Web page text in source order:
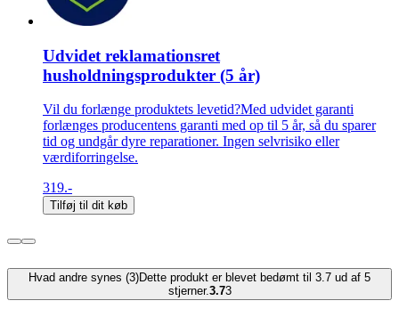
Udvidet reklamationsret
husholdningsprodukter (5 år)
Vil du forlænge produktets levetid?Med udvidet garanti
forlænges producentens garanti med op til 5 år, så du sparer
tid og undgår dyre reparationer. Ingen selvrisiko eller
værdiforringelse.
319.-
Tilføj til dit køb
Hvad andre synes (3)Dette produkt er blevet bedømt til 3.7 ud af 5
stjerner.3.73